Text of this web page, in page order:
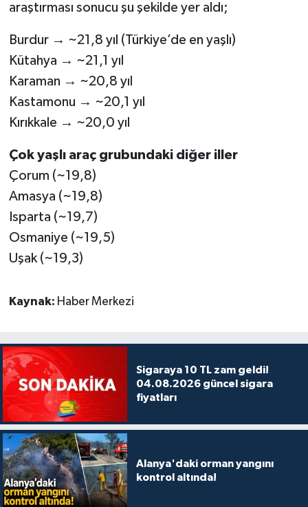
araştırması sonucu şu şekilde yer aldı;
Burdur → ~21,8 yıl (Türkiye’de en yaşlı)
Kütahya → ~21,1 yıl
Karaman → ~20,8 yıl
Kastamonu → ~20,1 yıl
Kırıkkale → ~20,0 yıl
Çok yaşlı araç grubundaki diğer iller
Çorum (~19,8)
Amasya (~19,8)
Isparta (~19,7)
Osmaniye (~19,5)
Uşak (~19,3)
Kaynak: Haber Merkezi
Sigaraya 10 TL zam geldi!
04.08.2026 güncel sigara
fiyatları
Alanya'daki orman yangını
kontrol altında!